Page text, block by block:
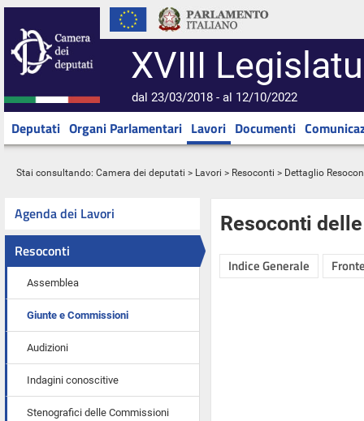
XVIII
dal 23/03/2018 - al 12/10/2022
Deputati Organi Parlamentari Lavori Documenti
Stai consultando: Camera dei deputati > Lavori > Resoconti > Dettaglio
Agenda dei Lavori
Resoconti
Assemblea
Giunte e Commissioni
Audizioni
Indagini conoscitive
Stenografici delle Commissioni
Resoconti
Indice Generale